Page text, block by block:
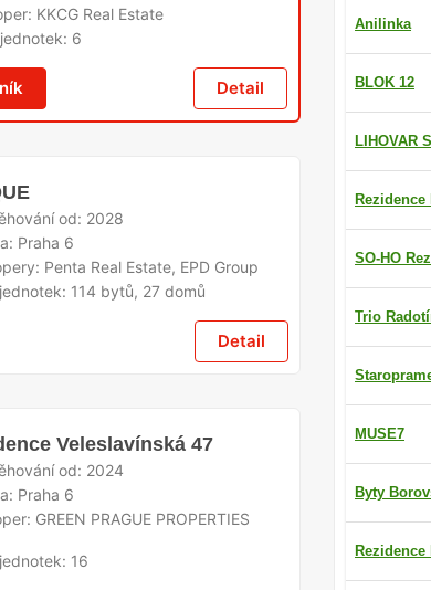
Anilinka
BLOK 12
LIHOVAR
Rezidence
SO-HO
Trio
MUSE7
Byty
KKCG Real Estate
6
Detail
od: 2028
Praha 6
Penta Real Estate, EPD Group
114 bytů, 27 domů
Detail
Veleslavínská 47
od: 2024
Praha 6
GREEN PRAGUE PROPERTIES
16